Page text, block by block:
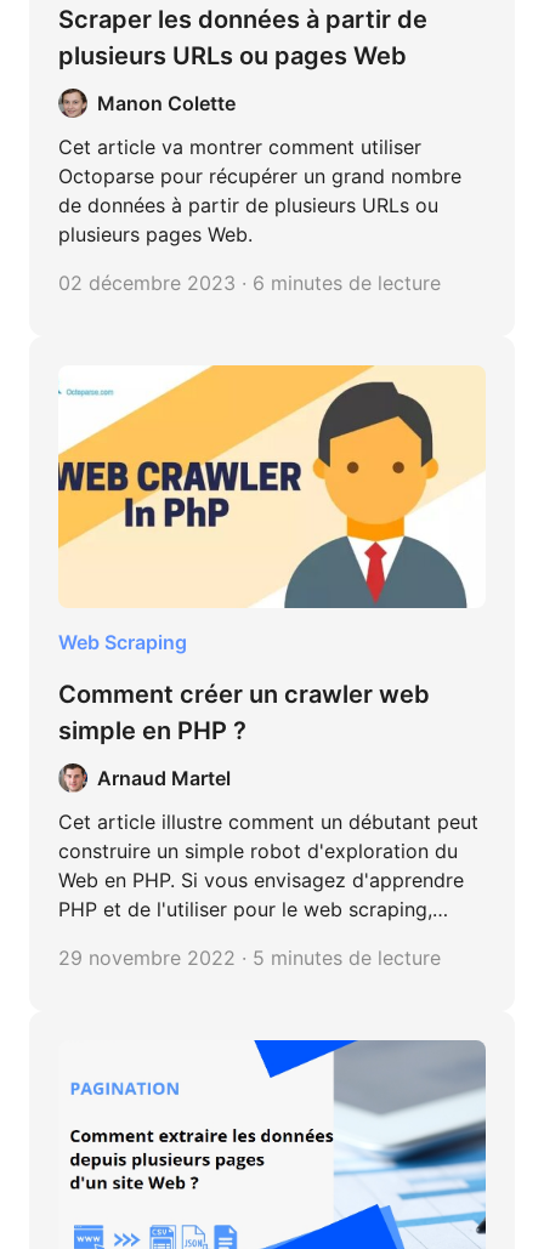
Scraper les données à partir de
plusieurs URLs ou pages Web
Manon Colette
Cet article va montrer comment utiliser
Octoparse pour récupérer un grand nombre
de données à partir de plusieurs URLs ou
plusieurs pages Web.
02 décembre 2023 · 6 minutes de lecture
Web Scraping
Comment créer un crawler web
simple en PHP ?
Arnaud Martel
Cet article illustre comment un débutant peut
construire un simple robot d'exploration du
Web en PHP. Si vous envisagez d'apprendre
PHP et de l'utiliser pour le web scraping,
29 novembre 2022 · 5 minutes de lecture